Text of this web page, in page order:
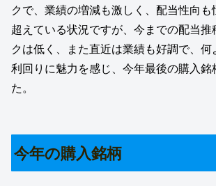
クで、業績の増減も激しく、配当性向
超えている状況ですが、今までの配当推
クは低く、また直近は業績も好調で、
利回りに魅力を感じ、今年最後の購入銘
た。
今年の購入銘柄